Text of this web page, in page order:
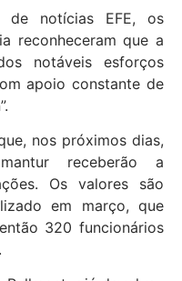
notícias EFE, os
reconheceram que a
notáveis esforços
apoio constante de
nos próximos dias,
receberão a
Os valores são
em março, que
320 funcionários